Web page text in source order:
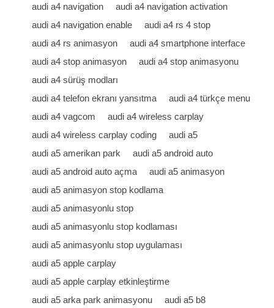
audi a4 navigation
audi a4 navigation activation
audi a4 navigation enable
audi a4 rs 4 stop
audi a4 rs animasyon
audi a4 smartphone interface
audi a4 stop animasyon
audi a4 stop animasyonu
audi a4 sürüş modları
audi a4 telefon ekranı yansıtma
audi a4 türkçe menu
audi a4 vagcom
audi a4 wireless carplay
audi a4 wireless carplay coding
audi a5
audi a5 amerikan park
audi a5 android auto
audi a5 android auto açma
audi a5 animasyon
audi a5 animasyon stop kodlama
audi a5 animasyonlu stop
audi a5 animasyonlu stop kodlaması
audi a5 animasyonlu stop uygulaması
audi a5 apple carplay
audi a5 apple carplay etkinleştirme
audi a5 arka park animasyonu
audi a5 b8